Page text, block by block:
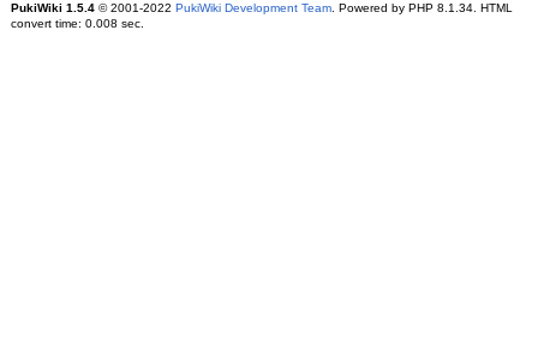
PukiWiki 1.5.4© 2001-2022 PukiWiki Development Team. Powered by PHP 8.1.34. HTML
convert time: 0.008 sec.